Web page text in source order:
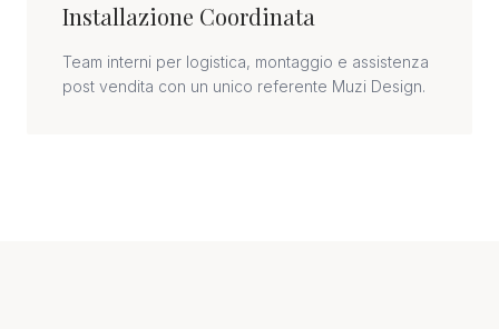
Installazione Coordinata
Team interni per logistica, montaggio e assistenza
post vendita con un unico referente Muzi Design.